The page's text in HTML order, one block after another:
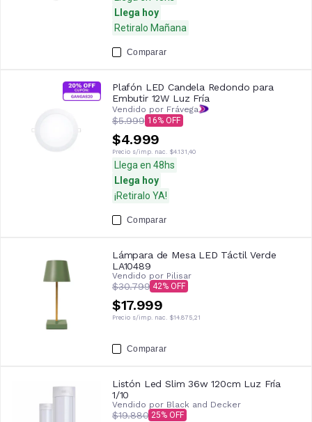
Llega hoy
Retiralo Mañana
Comparar
Plafón LED Candela Redondo para
Embutir 12W Luz Fría
Vendido por Frávega
$5.999 16
$4.999
Precio s/imp. nac. $4.131,40
Llega en 48hs
Llega hoy
¡Retiralo YA!
Comparar
Lámpara de Mesa LED Táctil Verde
LA10489
Vendido por Pilisar
$30.799 42
$17.999
Precio s/imp. nac. $14.875,21
Comparar
Listón Led Slim 36w 120cm Luz Fría
1/10
Vendido por Black and Decker
$19.880 25